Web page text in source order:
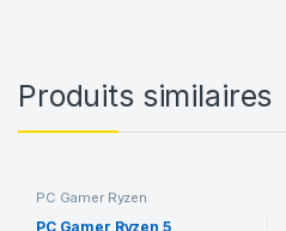
Produits similaires
PC Gamer Ryzen
PC Gamer Ryzen 5